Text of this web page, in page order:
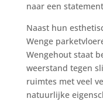
naar een
Naast hun
Wenge
Wengehout staat
weerstand tegen
ruimtes met veel
natuurlijke